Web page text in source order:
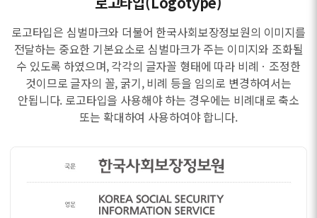
로고타입은 심벌마크와 더불어 한국사회보장정보원의 이미지를
전달하는 중요한 기본요소로 심벌마크가 주는 이미지와 조화될
수 있도록 하였으며, 각각의 글자꼴 형태에 따라 비례ㆍ조정한
것이므로 글자의 꼴, 굵기, 비례 등을 임의로 변경하여서는
안됩니다. 로고타입을 사용해야 하는 경우에는 비례대로 축소
또는 확대하여 사용하여야 합니다.